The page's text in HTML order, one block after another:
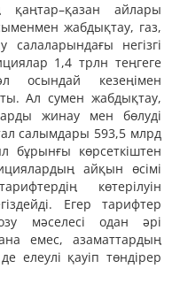
айлары
жабдықтау, газ,
негізгі
1,4 трлн теңгеге
осындай кезеңімен
Ал сумен жабдықтау,
жинау мен бөлуді
салымдары 593,5 млрд
бұрынғы көрсеткіштен
айқын өсімі
көтерілуін
Егер тарифтер
мәселесі одан әрі
емес, азаматтардың
елеулі қауіп төндірер